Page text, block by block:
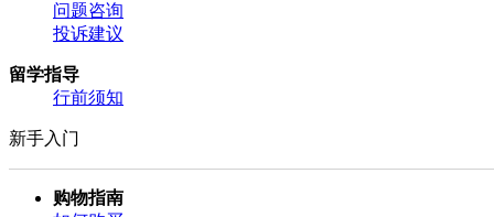
问题咨询
投诉建议
留学指导
行前须知
新手入门
购物指南